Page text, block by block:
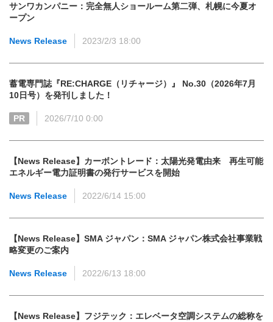
サンワカンパニー：完全無人ショールーム第二弾、札幌に今夏オ
ープン
News Release 2023/2/3 18:00
蓄電専門誌『RE:CHARGE（リチャージ）』 No.30（2026年7月
10日号）を発刊しました！
PR 2026/7/10 0:00
【News Release】カーボントレード：太陽光発電由来 再生可能
エネルギー電力証明書の発行サービスを開始
News Release 2022/6/14 15:00
【News Release】SMA ジャパン：SMA ジャパン株式会社事業戦
略変更のご案内
News Release 2022/6/13 18:00
【News Release】フジテック：エレベータ空調システムの総称を